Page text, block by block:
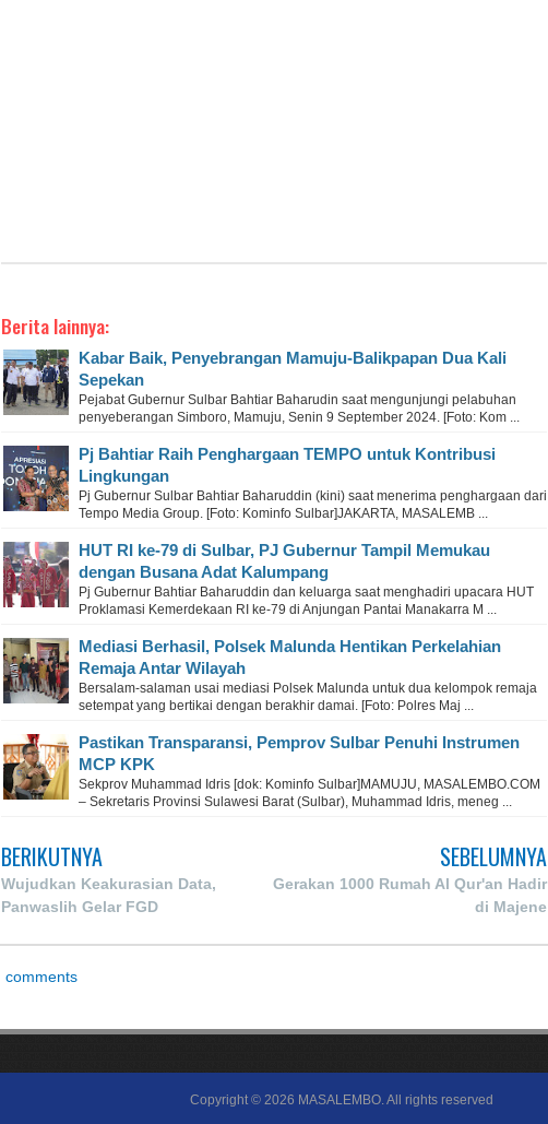
Berita lainnya:
Kabar Baik, Penyebrangan Mamuju-Balikpapan Dua Kali
Sepekan
Pejabat Gubernur Sulbar Bahtiar Baharudin saat mengunjungi pelabuhan
penyeberangan Simboro, Mamuju, Senin 9 September 2024. [Foto: Kom ...
Pj Bahtiar Raih Penghargaan TEMPO untuk Kontribusi
Lingkungan
Pj Gubernur Sulbar Bahtiar Baharuddin (kini) saat menerima penghargaan dari
Tempo Media Group. [Foto: Kominfo Sulbar]JAKARTA, MASALEMB ...
HUT RI ke-79 di Sulbar, PJ Gubernur Tampil Memukau
dengan Busana Adat Kalumpang
Pj Gubernur Bahtiar Baharuddin dan keluarga saat menghadiri upacara HUT
Proklamasi Kemerdekaan RI ke-79 di Anjungan Pantai Manakarra M ...
Mediasi Berhasil, Polsek Malunda Hentikan Perkelahian
Remaja Antar Wilayah
Bersalam-salaman usai mediasi Polsek Malunda untuk dua kelompok remaja
setempat yang bertikai dengan berakhir damai. [Foto: Polres Maj ...
Pastikan Transparansi, Pemprov Sulbar Penuhi Instrumen
MCP KPK
Sekprov Muhammad Idris [dok: Kominfo Sulbar]MAMUJU, MASALEMBO.COM
– Sekretaris Provinsi Sulawesi Barat (Sulbar), Muhammad Idris, meneg ...
BERIKUTNYA
Wujudkan Keakurasian Data,
Panwaslih Gelar FGD
SEBELUMNYA
Gerakan 1000 Rumah Al Qur'an Hadir
di Majene
comments
Copyright © 2026 MASALEMBO. All rights reserved